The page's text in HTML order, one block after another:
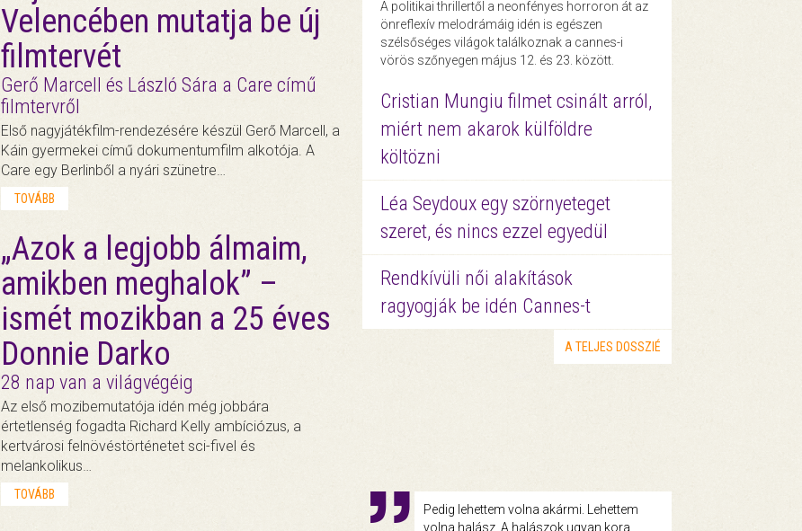
Velencében mutatja be új
filmtervét
Gerő Marcell és László Sára a Care című
filmtervről
Első nagyjátékfilm-rendezésére készül Gerő Marcell, a
Káin gyermekei című dokumentumfilm alkotója. A
Care egy Berlinből a nyári szünetre…
TOVÁBB
„Azok a legjobb álmaim,
amikben meghalok” –
ismét mozikban a 25 éves
Donnie Darko
28 nap van a világvégéig
Az első mozibemutatója idén még jobbára
értetlenség fogadta Richard Kelly ambíciózus, a
kertvárosi felnövéstörténetet sci-fivel és
melankolikus…
TOVÁBB
A politikai thrillertől a neonfényes horroron át az
önreflexív melodrámáig idén is egészen
szélsőséges világok találkoznak a cannes-i
vörös szőnyegen május 12. és 23. között.
Cristian Mungiu filmet csinált arról,
miért nem akarok külföldre
költözni
Léa Seydoux egy szörnyeteget
szeret, és nincs ezzel egyedül
Rendkívüli női alakítások
ragyogják be idén Cannes-t
A TELJES DOSSZIÉ
Pedig lehettem volna akármi. Lehettem
volna halász. A halászok ugyan kora